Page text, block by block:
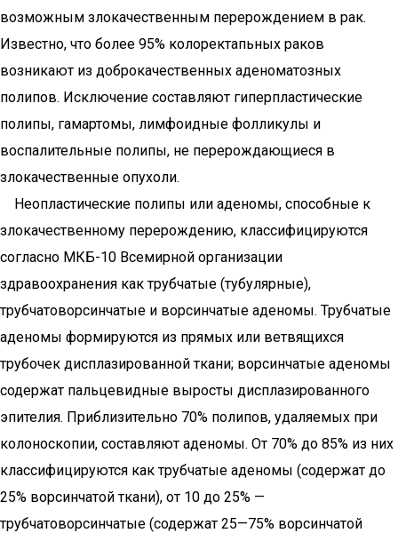
возможным злокачественным перерождением в рак.
Известно, что более 95% колоректапьных раков
возникают из доброкачественных аденоматозных
полипов. Исключение составляют гиперпластические
полипы, гамартомы, лимфоидные фолликулы и
воспалительные полипы, не перерождающиеся в
злокачественные опухоли.
Неопластические полипы или аденомы, способные к
злокачественному перерождению, классифицируются
согласно МКБ-10 Всемирной организации
здравоохранения как трубчатые (тубулярные),
трубчатоворсинчатые и ворсинчатые аденомы. Трубчатые
аденомы формируются из прямых или ветвящихся
трубочек дисплазированной ткани; ворсинчатые аденомы
содержат пальцевидные выросты дисплазированного
эпителия. Приблизительно 70% полипов, удаляемых при
колоноскопии, составляют аденомы. От 70% до 85% из них
классифицируются как трубчатые аденомы (содержат до
25% ворсинчатой ткани), от 10 до 25% —
трубчатоворсинчатые (содержат 25—75% ворсинчатой